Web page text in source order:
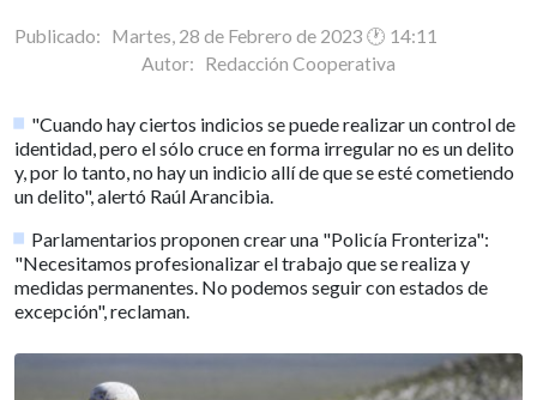
Publicado: Martes, 28 de Febrero de 2023 🕐 14:11
Autor: Redacción Cooperativa
"Cuando hay ciertos indicios se puede realizar un control de
identidad, pero el sólo cruce en forma irregular no es un delito
y, por lo tanto, no hay un indicio allí de que se esté cometiendo
un delito", alertó Raúl Arancibia.
Parlamentarios proponen crear una "Policía Fronteriza":
"Necesitamos profesionalizar el trabajo que se realiza y
medidas permanentes. No podemos seguir con estados de
excepción", reclaman.